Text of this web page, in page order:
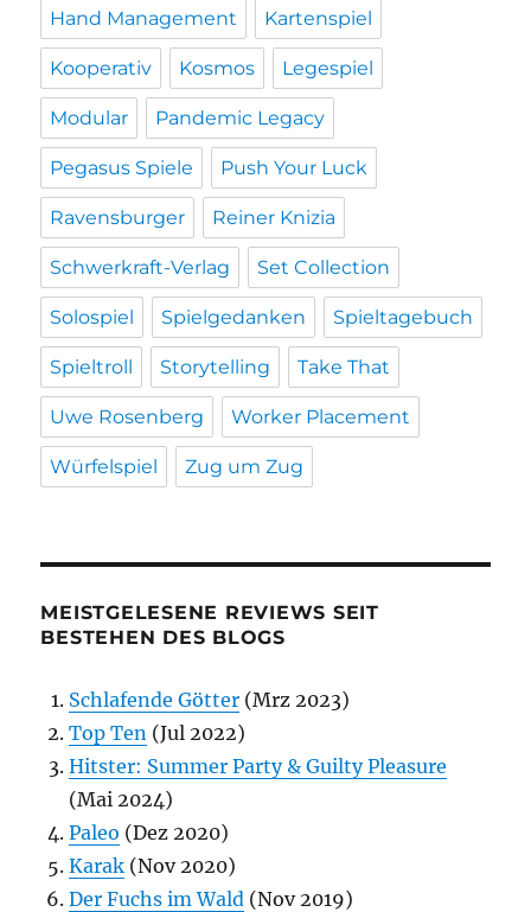
Hand Management Kartenspiel
Kooperativ Kosmos Legespiel
Modular Pandemic Legacy
Pegasus Spiele Push Your Luck
Ravensburger Reiner Knizia
Schwerkraft-Verlag Set Collection
Solospiel Spielgedanken Spieltagebuch
Spieltroll Storytelling Take That
Uwe Rosenberg Worker Placement
Würfelspiel Zug um Zug
MEISTGELESENE REVIEWS SEIT
BESTEHEN DES BLOGS
Schlafende Götter (Mrz 2023)
Top Ten (Jul 2022)
Hitster: Summer Party & Guilty Pleasure
(Mai 2024)
Paleo (Dez 2020)
Karak (Nov 2020)
Der Fuchs im Wald (Nov 2019)